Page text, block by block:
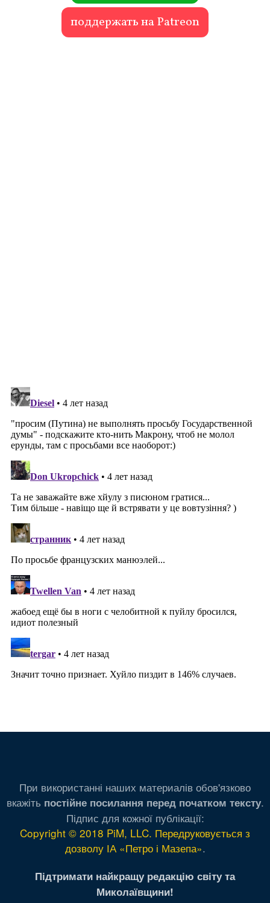
поддержать на Patreon
При використанні наших материалів обов'язково
вкажіть постійне посилання перед початком тексту.
Підпис для кожної публікації:
Copyright © 2018 PiM, LLC. Передруковується з
дозволу ІА «Петро і Мазепа».
Підтримати найкращу редакцію світу та
Миколаївщини!